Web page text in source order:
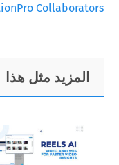
Collaborators
Primary
Sidebar
Footer
المزيد مثل هذا